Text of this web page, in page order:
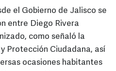
el Gobierno de Jalisco se
entre Diego Rivera
como señaló la
Protección Ciudadana, así
ocasiones habitantes